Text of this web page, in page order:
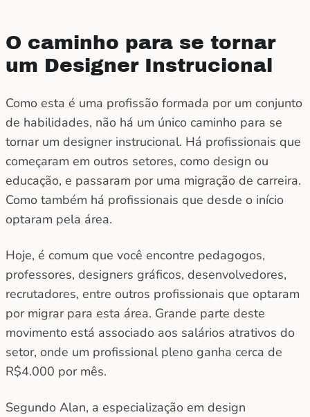
O caminho para se tornar
um Designer Instrucional
Como esta é uma profissão formada por um conjunto
de habilidades, não há um único caminho para se
tornar um designer instrucional. Há profissionais que
começaram em outros setores, como design ou
educação, e passaram por uma migração de carreira.
Como também há profissionais que desde o início
optaram pela área.
Hoje, é comum que você encontre pedagogos,
professores, designers gráficos, desenvolvedores,
recrutadores, entre outros profissionais que optaram
por migrar para esta área. Grande parte deste
movimento está associado aos salários atrativos do
setor, onde um profissional pleno ganha cerca de
R$4.000 por mês.
Segundo Alan, a especialização em design